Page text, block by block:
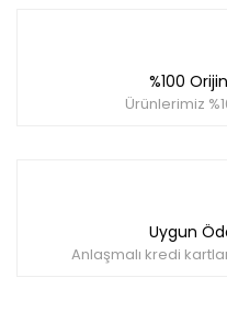
%100
Ürünlerimiz
Uygun
Anlaşmalı kredi